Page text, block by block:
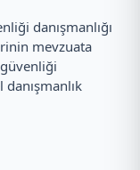
danışmanlığı
mevzuata